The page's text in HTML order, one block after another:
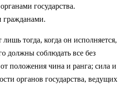
государства.
тогда, когда он исполняется,
должны соблюдать все без
положения чина и ранга; сила и
органов государства, ведущих